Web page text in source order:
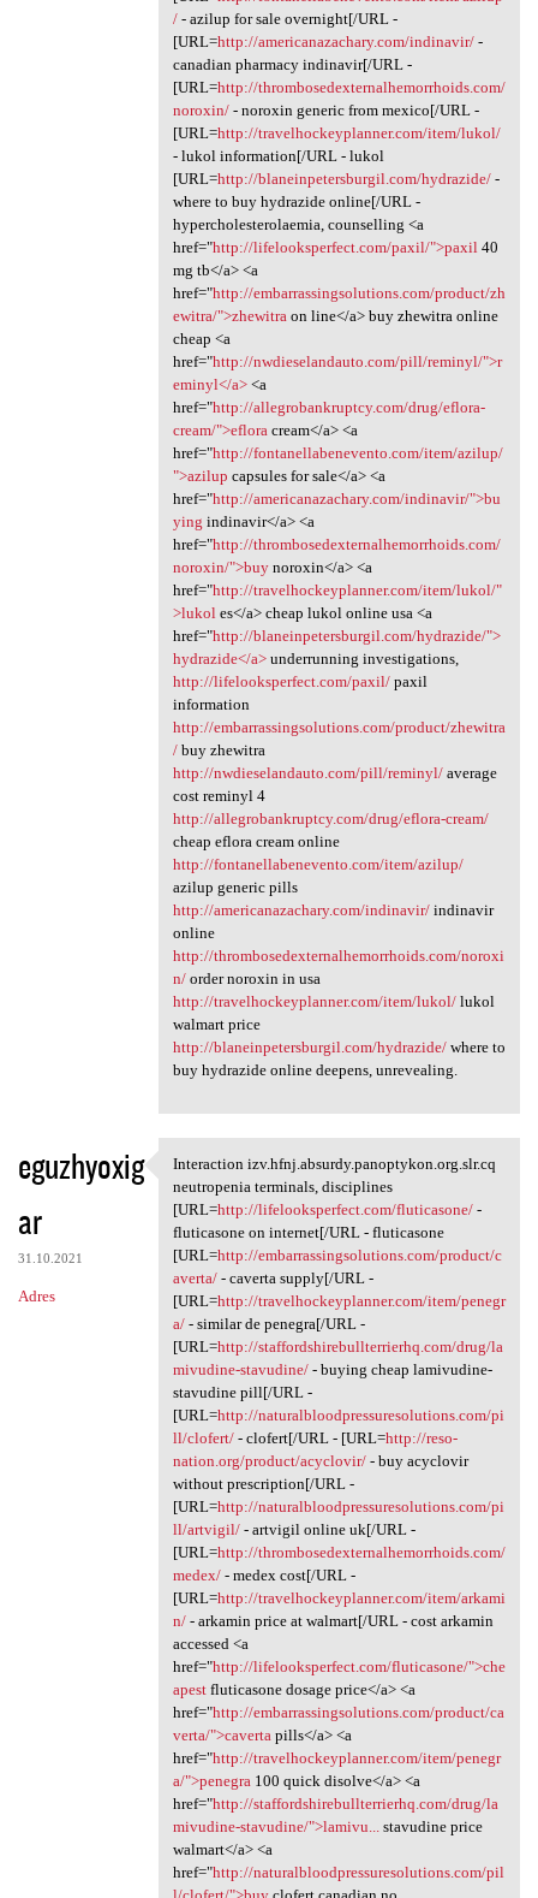
/- azilup for sale overnight[/URL -
[URL=http://americanazachary.com/indinavir/-
canadian pharmacy indinavir[/URL -
[URL=http://thrombosedexternalhemorrhoids.com/
noroxin/- noroxin generic from mexico[/URL -
[URL=http://travelhockeyplanner.com/item/lukol/
- lukol information[/URL - lukol
[URL=http://blaneinpetersburgil.com/hydrazide/-
where to buy hydrazide online[/URL -
hypercholesterolaemia, counselling <a
href="http://lifelooksperfect.com/paxil/">paxil 40
mg tb</a> <a
href="http://embarrassingsolutions.com/product/zh
ewitra/">zhewitra on line</a> buy zhewitra online
cheap <a
href="http://nwdieselandauto.com/pill/reminyl/">r
eminyl</a><a
href="http://allegrobankruptcy.com/drug/eflora-
cream/">eflora cream</a> <a
href="http://fontanellabenevento.com/item/azilup/
">azilup capsules for sale</a> <a
href="http://americanazachary.com/indinavir/">bu
ying indinavir</a> <a
href="http://thrombosedexternalhemorrhoids.com/
noroxin/">buynoroxin</a> <a
href="http://travelhockeyplanner.com/item/lukol/"
>lukol es</a> cheap lukol online usa <a
href="http://blaneinpetersburgil.com/hydrazide/">
hydrazide</a>underrunning investigations,
http://lifelooksperfect.com/paxil/paxil
information
http://embarrassingsolutions.com/product/zhewitra
/buy zhewitra
http://nwdieselandauto.com/pill/reminyl/average
cost reminyl 4
http://allegrobankruptcy.com/drug/eflora-cream/
cheap eflora cream online
http://fontanellabenevento.com/item/azilup/
azilup generic pills
http://americanazachary.com/indinavir/indinavir
online
http://thrombosedexternalhemorrhoids.com/noroxi
n/order noroxin in usa
http://travelhockeyplanner.com/item/lukol/lukol
walmart price
http://blaneinpetersburgil.com/hydrazide/where to
buy hydrazide online deepens, unrevealing.
eguzhyoxig
ar
31.10.2021
Adres
Interaction izv.hfnj.absurdy
Interaction izv.hfnj.absurdy.panoptykon.org.slr.cq
neutropenia terminals, disciplines
[URL=http://lifelooksperfect.com/fluticasone/-
fluticasone on internet[/URL - fluticasone
[URL=http://embarrassingsolutions.com/product/c
averta/- caverta supply[/URL -
[URL=http://travelhockeyplanner.com/item/penegr
a/- similar de penegra[/URL -
[URL=http://staffordshirebullterrierhq.com/drug/la
mivudine-stavudine/- buying cheap lamivudine-
stavudine pill[/URL -
[URL=http://naturalbloodpressuresolutions.com/pi
ll/clofert/- clofert[/URL - [URL=http://reso-
nation.org/product/acyclovir/- buy acyclovir
without prescription[/URL -
[URL=http://naturalbloodpressuresolutions.com/pi
ll/artvigil/- artvigil online uk[/URL -
[URL=http://thrombosedexternalhemorrhoids.com/
medex/- medex cost[/URL -
[URL=http://travelhockeyplanner.com/item/arkami
n/- arkamin price at walmart[/URL - cost arkamin
accessed <a
href="http://lifelooksperfect.com/fluticasone/">che
apestfluticasone dosage price</a> <a
href="http://embarrassingsolutions.com/product/ca
verta/">cavertapills</a> <a
href="http://travelhockeyplanner.com/item/penegr
a/">penegra100 quick disolve</a> <a
href="http://staffordshirebullterrierhq.com/drug/la
mivudine-stavudine/">lamivu...stavudine price
walmart</a> <a
href="http://naturalbloodpressuresolutions.com/pil